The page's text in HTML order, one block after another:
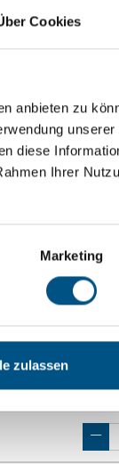
Cookies
anbieten zu
unserer
diese
Ihrer
Marketing
zulassen